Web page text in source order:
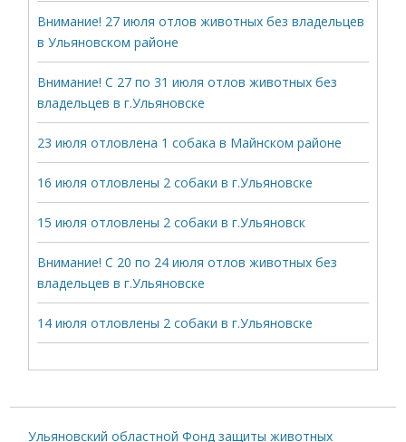
Внимание! 27 июля отлов животных без владельцев
в Ульяновском районе
Внимание! С 27 по 31 июля отлов животных без
владельцев в г.Ульяновске
23 июля отловлена 1 собака в Майнском районе
16 июля отловлены 2 собаки в г.Ульяновске
15 июля отловлены 2 собаки в г.Ульяновск
Внимание! С 20 по 24 июля отлов животных без
владельцев в г.Ульяновске
14 июля отловлены 2 собаки в г.Ульяновске
Ульяновский областной Фонд защиты животных